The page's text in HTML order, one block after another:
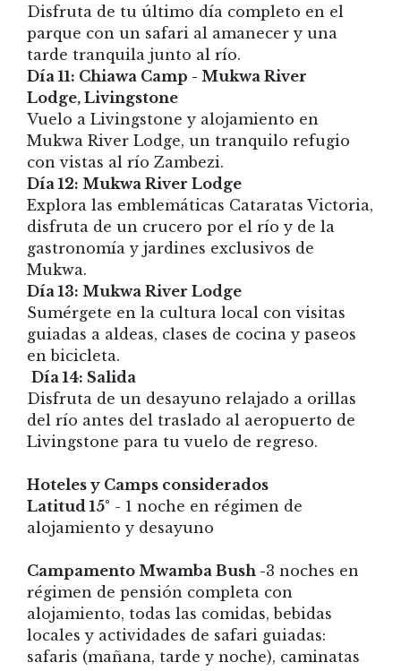
Disfruta de tu último día completo en el
parque con un safari al amanecer y una
tarde tranquila junto al río.
Día 11: Chiawa Camp - Mukwa River
Lodge, Livingstone
Vuelo a Livingstone y alojamiento en
Mukwa River Lodge, un tranquilo refugio
con vistas al río Zambezi.
Día 12: Mukwa River Lodge
Explora las emblemáticas Cataratas Victoria,
disfruta de un crucero por el río y de la
gastronomía y jardines exclusivos de
Mukwa.
Día 13: Mukwa River Lodge
Sumérgete en la cultura local con visitas
guiadas a aldeas, clases de cocina y paseos
en bicicleta.
Día 14: Salida
Disfruta de un desayuno relajado a orillas
del río antes del traslado al aeropuerto de
Livingstone para tu vuelo de regreso.
Hoteles y Camps considerados
Latitud 15° - 1 noche en régimen de
alojamiento y desayuno
Campamento Mwamba Bush -3 noches en
régimen de pensión completa con
alojamiento, todas las comidas, bebidas
locales y actividades de safari guiadas:
safaris (mañana, tarde y noche), caminatas